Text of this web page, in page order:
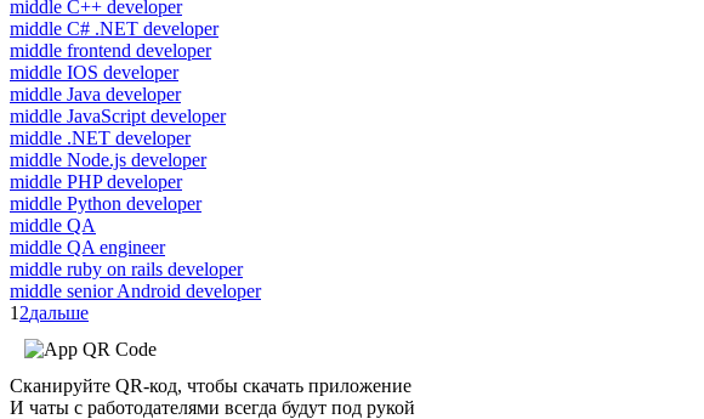
middle C++ developer
middle C# .NET developer
middle frontend developer
middle IOS developer
middle Java developer
middle JavaScript developer
middle .NET developer
middle Node.js developer
middle PHP developer
middle Python developer
middle QA
middle QA engineer
middle ruby on rails developer
middle senior Android developer
1 2дальше
Сканируйте QR-код, чтобы скачать приложение
И чаты с работодателями всегда будут под рукой